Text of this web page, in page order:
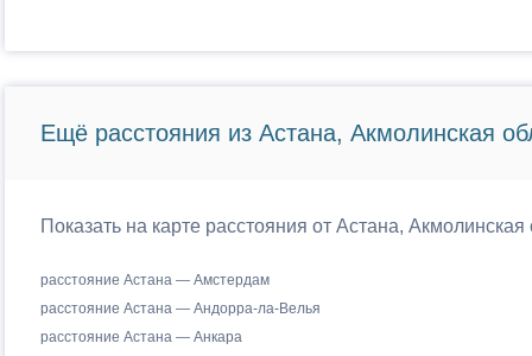
Ещё расстояния из Астана, Акмолинская
Показать на карте расстояния от Астана,
расстояние Астана — Амстердам
расстояние Астана — Андорра-ла-Велья
расстояние Астана — Анкара